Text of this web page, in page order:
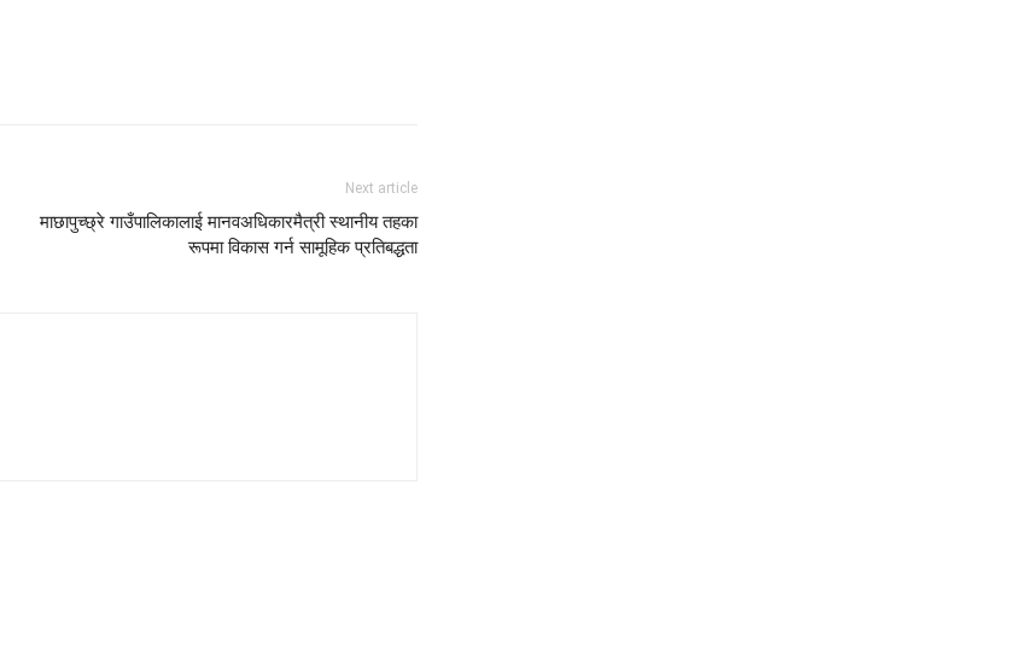
Next article
माछापुच्छ्रे गाउँपालिकालाई मानवअधिकारमैत्री स्थानीय तहका
रूपमा विकास गर्न सामूहिक प्रतिबद्धता